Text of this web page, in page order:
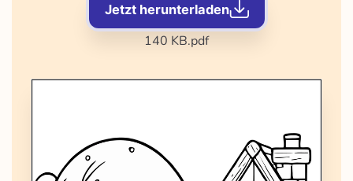
Jetzt herunterladen
140 KB.pdf